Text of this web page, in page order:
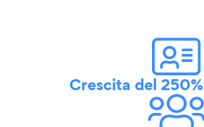
Crescita del 250%